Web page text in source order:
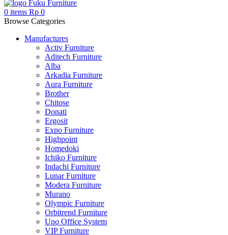
0 items Rp 0
Browse Categories
Manufactures
Activ Furniture
Aditech Furniture
Alba
Arkadia Furniture
Aura Furniture
Brother
Chitose
Donati
Ergosit
Expo Furniture
Highpoint
Homedoki
Ichiko Furniture
Indachi Furniture
Lunar Furniture
Modera Furniture
Murano
Olympic Furniture
Orbitrend Furniture
Uno Office System
VIP Furniture